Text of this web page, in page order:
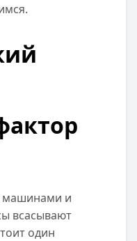
машинами и
всасывают
один